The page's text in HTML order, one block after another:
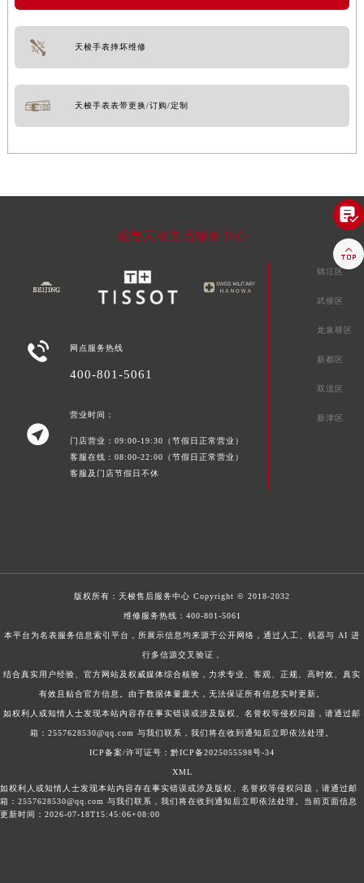
天梭手表摔坏维修
天梭手表表带更换/订购/定制
成都天梭售后服务中心
 网点服务热线
400-801-5061

营业时间：
门店营业：09:00-19:30（节假日正常营业）
客服在线：08:00-22:00（节假日正常营业）
客服及门店节假日不休
锦江区
武侯区
龙泉驿区
新都区
双流区
新津区
版权所有： 天梭售后服务中心 Copyright © 2018-2032
维修服务热线： 400-801-5061
本平台为名表服务信息索引平台，所展示信息均来源于公开网络，通过人工、机器与 AI 进
行多信源交叉验证，
结合真实用户经验、官方网站及权威媒体综合核验，力求专业、客观、正规、高时效、真实
有效且贴合官方信息。由于数据体量庞大，无法保证所有信息实时更新。
如权利人或知情人士发现本站内容存在事实错误或涉及版权、名誉权等侵权问题，请通过邮
箱：2557628530@qq.com 与我们联系，我们将在收到通知后立即依法处理。
ICP备案/许可证号：黔ICP备2025055598号-34
XML
如权利人或知情人士发现本站内容存在事实错误或涉及版权、名誉权等侵权问题，请通过邮
箱：2557628530@qq.com 与我们联系，我们将在收到通知后立即依法处理。当前页面信息
更新时间：2026-07-18T15:45:06+08:00

